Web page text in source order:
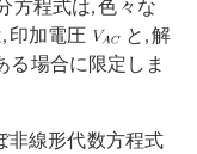
方程式は, 色々な
印加電圧
と, 解
る場合に限定しま
非線形代数方程式